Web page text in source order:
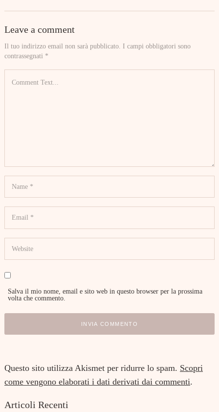
Leave a comment
Il tuo indirizzo email non sarà pubblicato. I campi obbligatori sono
contrassegnati *
Salva il mio nome, email e sito web in questo browser per la prossima
volta che commento.
Questo sito utilizza Akismet per ridurre lo spam. Scopri
come vengono elaborati i dati derivati dai commenti.
Articoli Recenti